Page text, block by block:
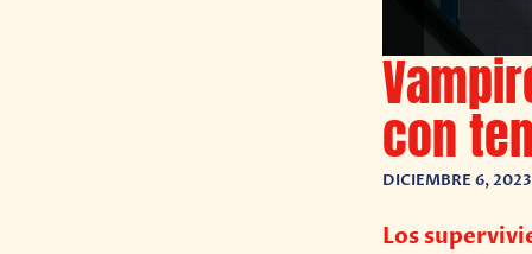
con
DICIEMBRE 6, 2023
Los